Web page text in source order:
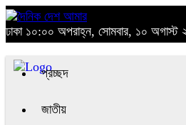
ঢাকা ১০:০০ অপরাহ্ন, সোমবার, ১০ অগাস্ট
প্রচ্ছদ
জাতীয়